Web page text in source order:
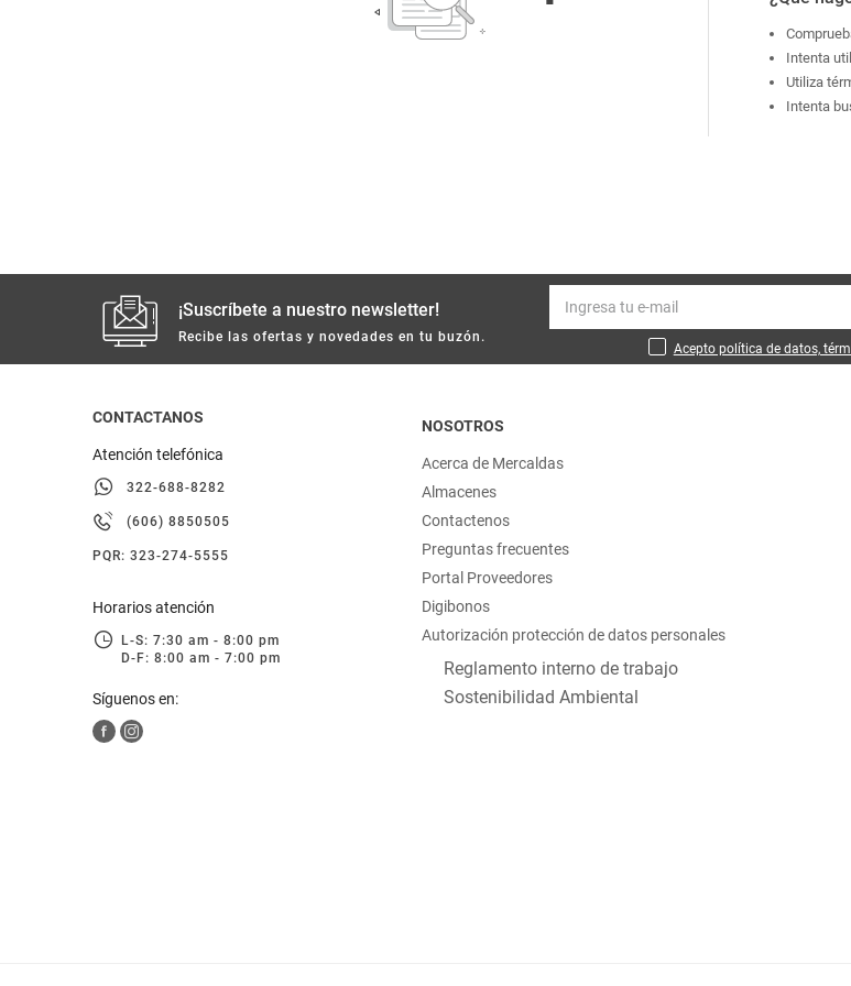
limpieza
otros
hogar
moda
deportes
Intenta
Utiliza
Intenta
¡Suscríbete a nuestro newsletter!
Recibe las ofertas y novedades en tu buzón.
Acepto política de datos,
CONTACTANOS
Atención telefónica
322-688-8282
(606) 8850505
PQR: 323-274-5555
Horarios atención
L-S: 7:30 am - 8:00 pm
D-F: 8:00 am - 7:00 pm
Síguenos en:
NOSOTROS
Acerca de Mercaldas
Almacenes
Contactenos
Preguntas frecuentes
Portal Proveedores
Digibonos
Autorización protección de datos personales
Reglamento interno de trabajo
Sostenibilidad Ambiental
Mantequilla